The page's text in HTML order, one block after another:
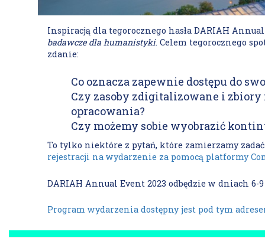
Inspiracją dla tegorocznego hasła DARIAH
badawcze dla humanistyki. Celem tegorocznego
zdanie:
Co oznacza zapewnie dostępu do
Czy zasoby zdigitalizowane i
opracowania?
Czy możemy sobie wyobrazić
To tylko niektóre z pytań, które zamierzamy
rejestracji na wydarzenie za pomocą platformy
DARIAH Annual Event 2023 odbędzie w dniach 6-
Program wydarzenia dostępny jest pod tym